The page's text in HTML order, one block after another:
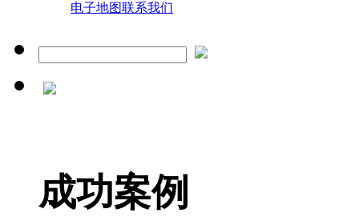
电子地图联系我们
成功案例